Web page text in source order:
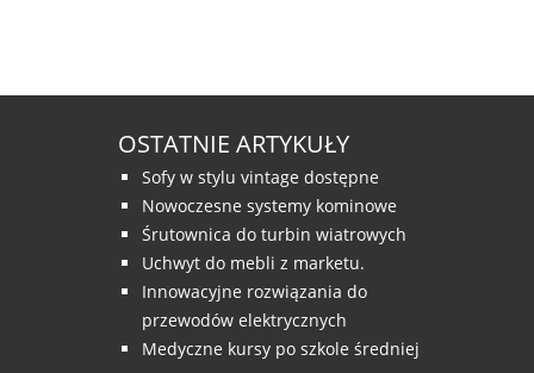
OSTATNIE ARTYKUŁY
Sofy w stylu vintage dostępne
Nowoczesne systemy kominowe
Śrutownica do turbin wiatrowych
Uchwyt do mebli z marketu.
Innowacyjne rozwiązania do
przewodów elektrycznych
Medyczne kursy po szkole średniej